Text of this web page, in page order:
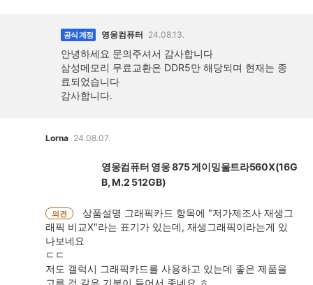
공식 계정 영웅컴퓨터 24.08.13.
안녕하세요 문의주셔서 감사합니다
삼성메모리 무료교환은 DDR5만 해당되며 현재는 종
료되었습니다
감사합니다.
Lorna 24.08.07.
영웅컴퓨터 영웅 875 게이밍울트라560X(16G
B, M.2 512GB)
의견
상품설명 그래픽카드 항목에 "저가제조사 재생그
래픽 비교X"라는 표기가 있는데, 재생그래픽이라는게 있
나보네요
ㄷㄷ
저도 갤럭시 그래픽카드를 사용하고 있는데 좋은 제품을
고른 것 같은 기분이 들어서 좋네요 ㅎ